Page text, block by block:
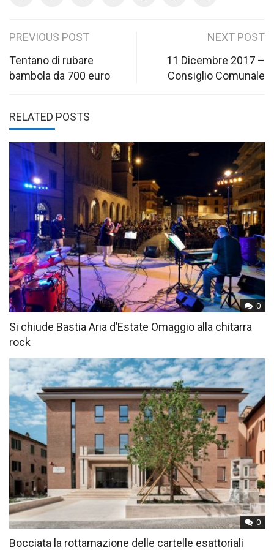
Post
navigation
PREVIOUS POST
Tentano di rubare
bambola da 700 euro
NEXT POST
11 Dicembre 2017 –
Consiglio Comunale
RELATED POSTS
0
Si chiude Bastia Aria d’Estate Omaggio alla chitarra
rock
0
Bocciata la rottamazione delle cartelle esattoriali